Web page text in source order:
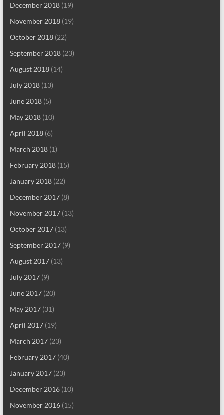
December 2018(19)
November 2018(19)
October 2018(22)
September 2018(23)
August 2018(14)
July 2018(13)
June 2018(5)
May 2018(10)
April 2018(6)
March 2018(1)
February 2018(15)
January 2018(22)
December 2017(8)
November 2017(13)
October 2017(13)
September 2017(9)
August 2017(13)
July 2017(9)
June 2017(20)
May 2017(31)
April 2017(19)
March 2017(23)
February 2017(40)
January 2017(23)
December 2016(10)
November 2016(15)